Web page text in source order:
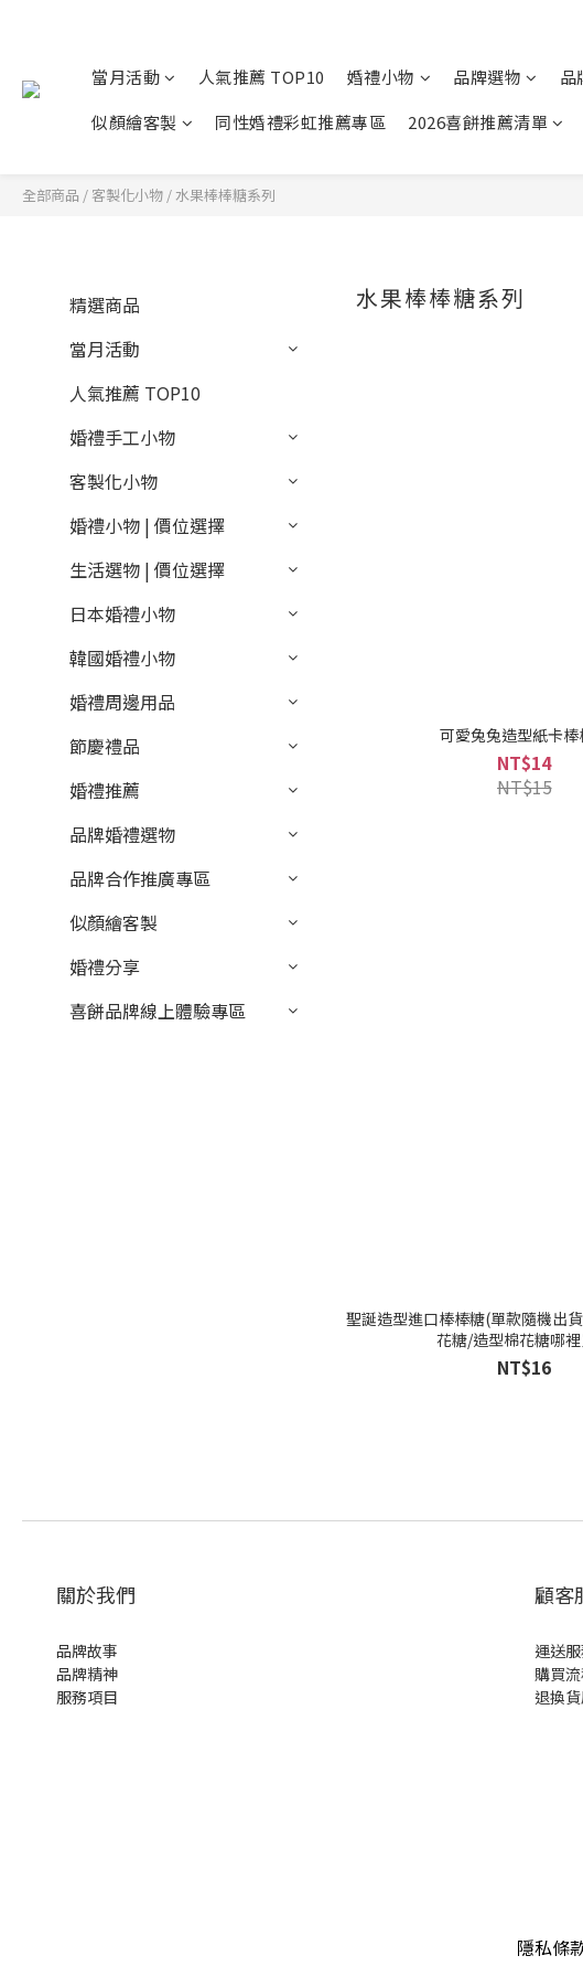
當月活動 人氣推薦 TOP10 婚禮小物 品牌選物 品
似顏繪客製
同性婚禮彩虹推薦專區 2026喜餅推薦清單
全部商品 / 客製化小物 / 水果棒棒糖系列
精選商品
當月活動
人氣推薦 TOP10
婚禮手工小物
客製化小物
婚禮小物 | 價位選擇
生活選物 | 價位選擇
日本婚禮小物
韓國婚禮小物
婚禮周邊用品
節慶禮品
婚禮推薦
品牌婚禮選物
品牌合作推廣專區
似顏繪客製
婚禮分享
喜餅品牌線上體驗專區
水果棒棒糖系列
可愛兔兔造型紙卡棒
NT$14
NT$15
聖誕造型進口棒棒糖(單款隨機出
花糖/造型棉花糖哪裡
NT$16
關於我們
品牌故事
品牌精神
服務項目
顧客
運送
購買
退換
隱私條